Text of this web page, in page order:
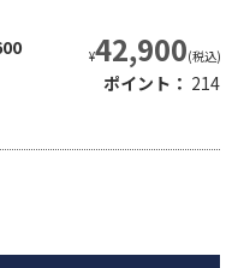
¥42,900(税込)
ポイント： 214